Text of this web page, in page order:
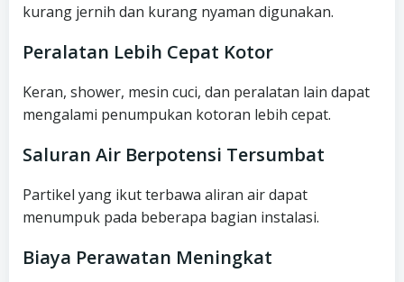
kurang jernih dan kurang nyaman digunakan.
Peralatan Lebih Cepat Kotor
Keran, shower, mesin cuci, dan peralatan lain dapat
mengalami penumpukan kotoran lebih cepat.
Saluran Air Berpotensi Tersumbat
Partikel yang ikut terbawa aliran air dapat
menumpuk pada beberapa bagian instalasi.
Biaya Perawatan Meningkat